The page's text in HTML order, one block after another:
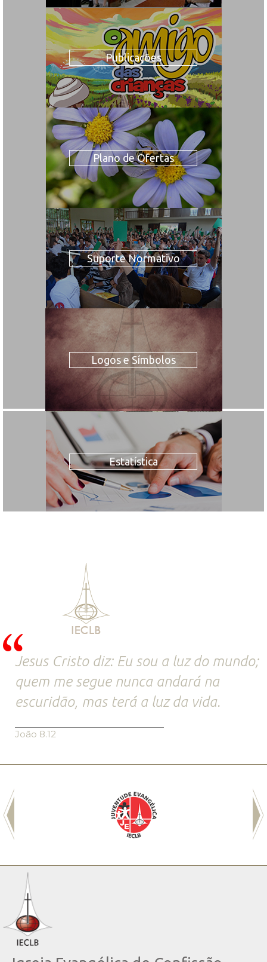
Publicações
Plano de Ofertas
Suporte Normativo
Logos e Símbolos
Estatística
Jesus Cristo diz: Eu sou a luz do mundo;
quem me segue nunca andará na
escuridão, mas terá a luz da vida.
João 8.12